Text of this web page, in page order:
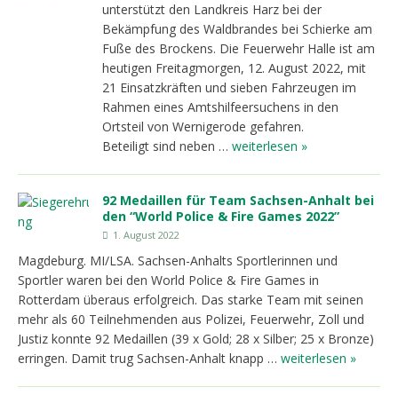
unterstützt den Landkreis Harz bei der
Bekämpfung des Waldbrandes bei Schierke am
Fuße des Brockens. Die Feuerwehr Halle ist am
heutigen Freitagmorgen, 12. August 2022, mit
21 Einsatzkräften und sieben Fahrzeugen im
Rahmen eines Amtshilfeersuchens in den
Ortsteil von Wernigerode gefahren.
Beteiligt sind neben … weiterlesen »
92 Medaillen für Team Sachsen-Anhalt bei
den “World Police & Fire Games 2022”
1. August 2022
Magdeburg. MI/LSA. Sachsen-Anhalts Sportlerinnen und
Sportler waren bei den World Police & Fire Games in
Rotterdam überaus erfolgreich. Das starke Team mit seinen
mehr als 60 Teilnehmenden aus Polizei, Feuerwehr, Zoll und
Justiz konnte 92 Medaillen (39 x Gold; 28 x Silber; 25 x Bronze)
erringen. Damit trug Sachsen-Anhalt knapp … weiterlesen »